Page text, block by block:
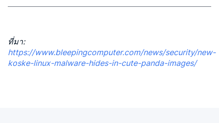
ที่มา:
https://www.bleepingcomputer.com/news/security/new-
koske-linux-malware-hides-in-cute-panda-images/